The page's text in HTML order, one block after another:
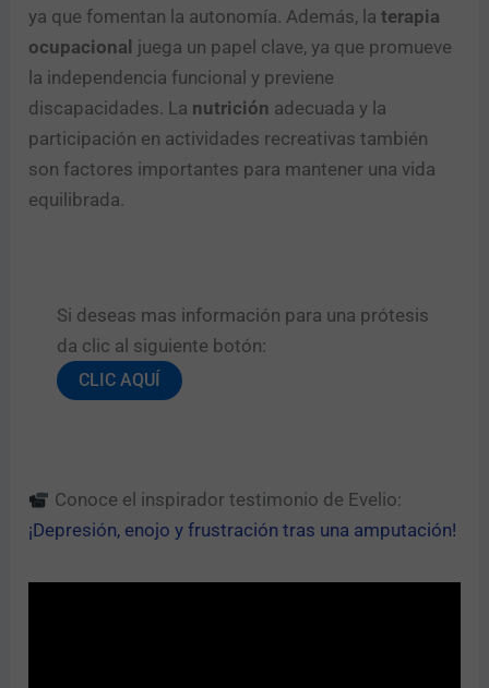
ya que fomentan la autonomía. Además, laterapia
ocupacional juega un papel clave, ya que promueve
la independencia funcional y previene
discapacidades. La nutrición adecuada y la
participación en actividades recreativas también
son factores importantes para mantener una vida
equilibrada.
Si deseas mas información para una prótesis
da clic al siguiente botón:​
CLIC AQUÍ
Conoce el inspirador testimonio de Evelio:
¡Depresión, enojo y frustración tras una amputación!